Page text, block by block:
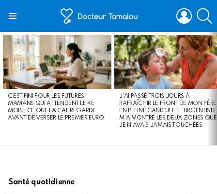
LOGIN
LATEST
STORIES
C’EST FINI POUR LES FUTURES
MAMANS QUI ATTENDENT LE 4E
MOIS : CE QUE LA CAF REGARDE
AVANT DE VERSER LE PREMIER EURO
J’AI PASSÉ TROIS JOURS À
RAFRAÎCHIR LE FRONT DE MON PÈRE
EN PLEINE CANICULE : L’URGENTISTE
M’A MONTRÉ LES DEUX ZONES QUE
JE N’AVAIS JAMAIS TOUCHÉES
Santé quotidienne